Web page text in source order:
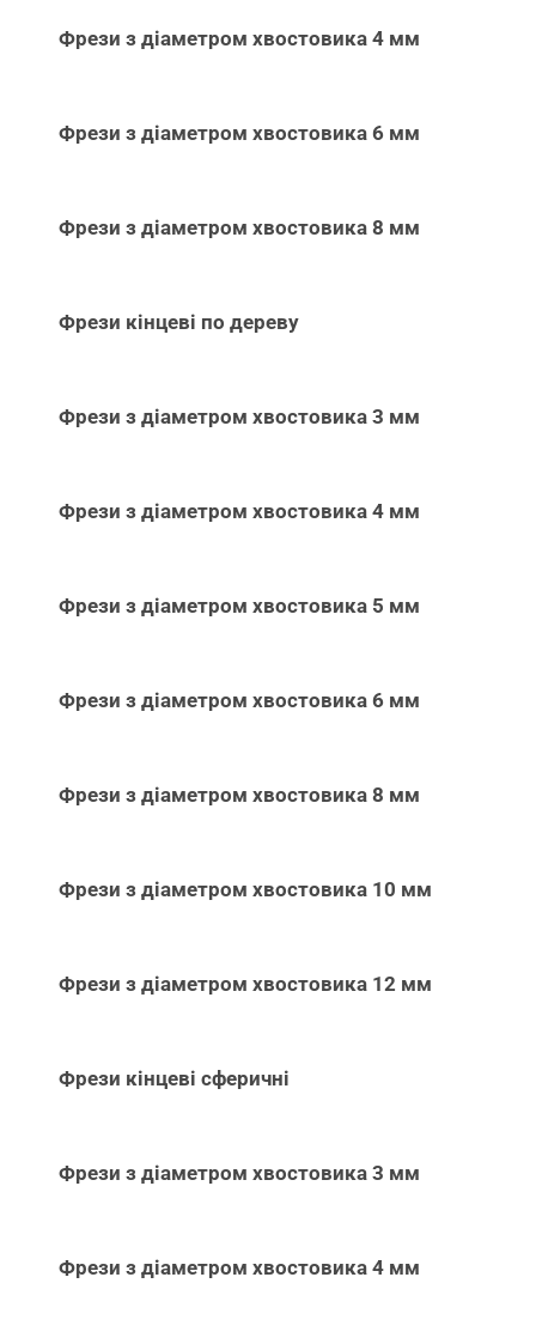
Фрези з діаметром хвостовика 4 мм
Фрези з діаметром хвостовика 6 мм
Фрези з діаметром хвостовика 8 мм
Фрези кінцеві по дереву
Фрези з діаметром хвостовика 3 мм
Фрези з діаметром хвостовика 4 мм
Фрези з діаметром хвостовика 5 мм
Фрези з діаметром хвостовика 6 мм
Фрези з діаметром хвостовика 8 мм
Фрези з діаметром хвостовика 10 мм
Фрези з діаметром хвостовика 12 мм
Фрези кінцеві сферичні
Фрези з діаметром хвостовика 3 мм
Фрези з діаметром хвостовика 4 мм